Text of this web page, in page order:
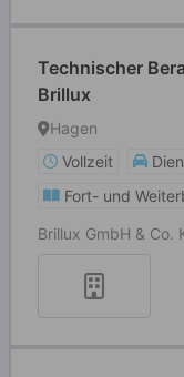
Technischer
Brillux
Hagen
Vollzeit
Fort- und
Brillux GmbH & Co.